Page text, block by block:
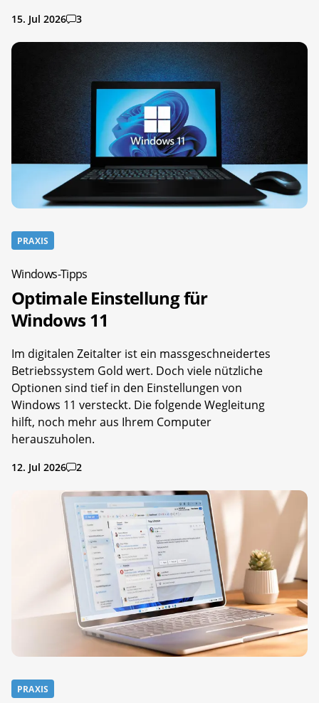
15. Jul 2026 3
PRAXIS
Windows-Tipps
Optimale Einstellung für
Windows 11
Im digitalen Zeitalter ist ein massgeschneidertes
Betriebssystem Gold wert. Doch viele nützliche
Optionen sind tief in den Einstellungen von
Windows 11 versteckt. Die folgende Wegleitung
hilft, noch mehr aus Ihrem Computer
herauszuholen.
12. Jul 2026 2
PRAXIS